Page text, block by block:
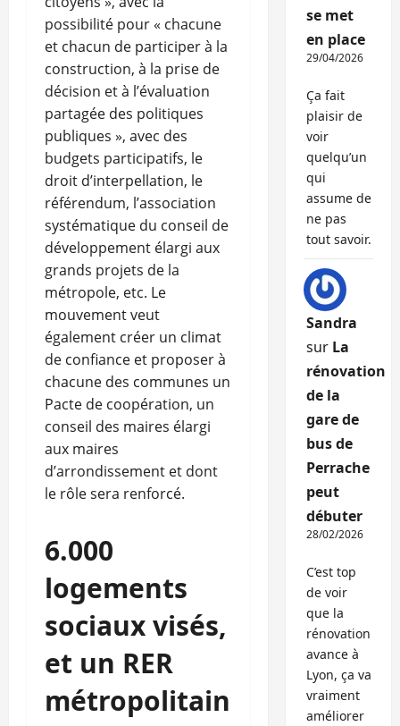
possibilité pour « chacune
et chacun de participer à la
construction, à la prise de
décision et à l’évaluation
partagée des politiques
publiques », avec des
budgets participatifs, le
droit d’interpellation, le
référendum, l’association
systématique du conseil de
développement élargi aux
grands projets de la
métropole, etc. Le
mouvement veut
également créer un climat
de confiance et proposer à
chacune des communes un
Pacte de coopération, un
conseil des maires élargi
aux maires
d’arrondissement et dont
le rôle sera renforcé.
6.000
logements
sociaux visés,
et un RER
métropolitain
se met
en place
29/04/2026
Ça fait
plaisir de
voir
quelqu’un
qui
assume de
ne pas
tout savoir.
Sandra
sur La
rénovation
de la
gare de
bus de
Perrache
peut
débuter
28/02/2026
C’est top
de voir
que la
rénovation
avance à
Lyon, ça va
vraiment
améliorer